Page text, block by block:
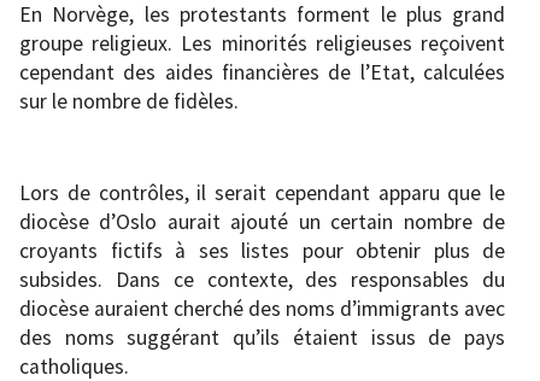
En Norvège, les protestants forment le plus grand
groupe religieux. Les minorités religieuses reçoivent
cependant des aides financières de l’Etat, calculées
sur le nombre de fidèles.
Lors de contrôles, il serait cependant apparu que le
diocèse d’Oslo aurait ajouté un certain nombre de
croyants fictifs à ses listes pour obtenir plus de
subsides. Dans ce contexte, des responsables du
diocèse auraient cherché des noms d’immigrants avec
des noms suggérant qu’ils étaient issus de pays
catholiques.